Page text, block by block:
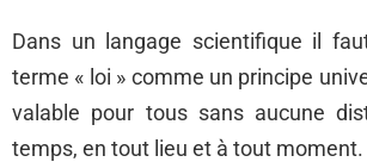
Dans un langage scientifique il
terme « loi » comme un principe
valable pour tous sans aucune
temps, en tout lieu et à tout moment.